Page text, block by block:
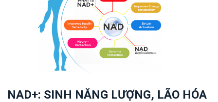
NAD+: SINH NĂNG LƯỢNG, LÃO HÓA